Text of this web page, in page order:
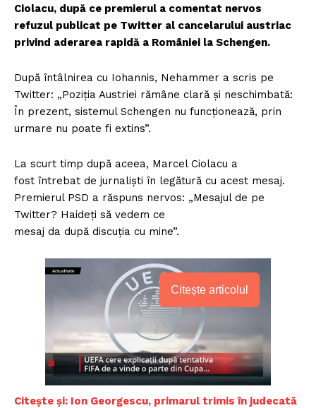
Ciolacu, după ce premierul a comentat nervos
refuzul publicat pe Twitter al cancelarului austriac
privind aderarea rapidă a României la Schengen.
După întâlnirea cu Iohannis, Nehammer a scris pe
Twitter: „Poziția Austriei rămâne clară și neschimbată:
În prezent, sistemul Schengen nu funcționează, prin
urmare nu poate fi extins”.
La scurt timp după aceea, Marcel Ciolacu a
fost întrebat de jurnaliști în legătură cu acest mesaj.
Premierul PSD a răspuns nervos: „Mesajul de pe
Twitter? Haideți să vedem ce
mesaj da după discuția cu mine”.
Citește articolul
Citește și: Ion Georgescu, primarul trimis în judecată